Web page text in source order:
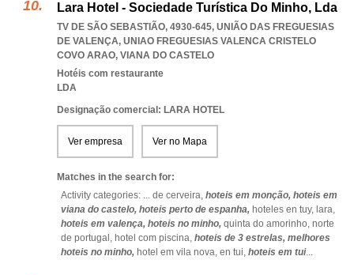
Lara Hotel - Sociedade Turística Do Minho, Lda
TV DE SÃO SEBASTIÃO, 4930-645, UNIÃO DAS FREGUESIAS
DE VALENÇA, UNIAO FREGUESIAS VALENCA CRISTELO
COVO ARAO, VIANA DO CASTELO
Hotéis com restaurante
LDA
Designação comercial: LARA HOTEL
Ver empresa Ver no Mapa
Matches in the search for:
Activity categories: ... de cerveira, hoteis em monção, hoteis em
viana do castelo, hoteis perto de espanha, hoteles en tuy, lara,
hoteis em valença, hoteis no minho, quinta do amorinho, norte
de portugal, hotel com piscina, hoteis de 3 estrelas, melhores
hoteis no minho, hotel em vila nova, en tui, hoteis em tui...